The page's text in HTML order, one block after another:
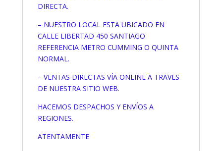
DIRECTA.
– NUESTRO LOCAL ESTA UBICADO EN
CALLE LIBERTAD 450 SANTIAGO
REFERENCIA METRO CUMMING O QUINTA
NORMAL.
– VENTAS DIRECTAS VÍA ONLINE A TRAVES
DE NUESTRA SITIO WEB.
HACEMOS DESPACHOS Y ENVÍOS A
REGIONES.
ATENTAMENTE